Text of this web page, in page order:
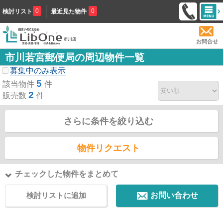
検討リスト 0 最近見た物件 0
お問合せ
市川若宮郵便局の周辺物件一覧
募集中のみ表示
該当物件 5 件
販売数 2 件
さらに条件を絞り込む
物件リクエスト
チェックした物件をまとめて
検討リストに追加 お問い合わせ